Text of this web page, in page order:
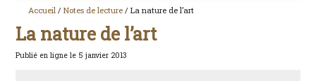
Accueil / Notes de lecture / La nature de l’art
La nature de l’art
Publié en ligne le 5 janvier 2013